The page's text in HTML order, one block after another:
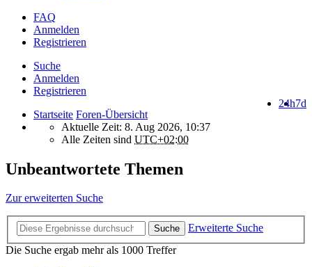
FAQ
Anmelden
Registrieren
Suche
Anmelden
Registrieren
7d
24h
Startseite Foren-Übersicht
Aktuelle Zeit: 8. Aug 2026, 10:37
Alle Zeiten sind UTC+02:00
Unbeantwortete Themen
Zur erweiterten Suche
Suche
Erweiterte Suche
Die Suche ergab mehr als 1000 Treffer